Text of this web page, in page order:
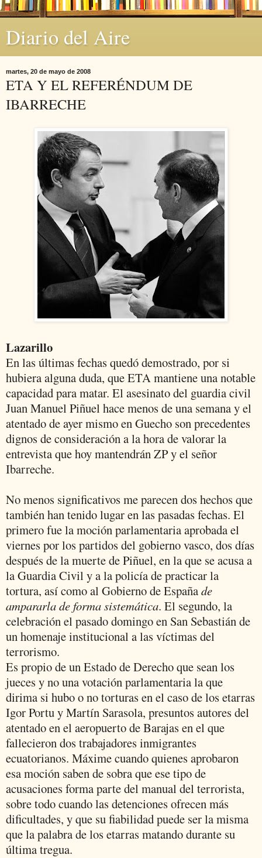
Diario del Aire
martes, 20 de mayo de 2008
ETA Y EL REFERÉNDUM DE
IBARRECHE
Lazarillo
En las últimas fechas quedó demostrado, por si
hubiera alguna duda, que ETA mantiene una notable
capacidad para matar. El asesinato del guardia civil
Juan Manuel Piñuel hace menos de una semana y el
atentado de ayer mismo en Guecho son precedentes
dignos de consideración a la hora de valorar la
entrevista que hoy mantendrán ZP y el señor
Ibarreche.
No menos significativos me parecen dos hechos que
también han tenido lugar en las pasadas fechas. El
primero fue la moción parlamentaria aprobada el
viernes por los partidos del gobierno vasco, dos días
después de la muerte de Piñuel, en la que se acusa a
la Guardia Civil y a la policía de practicar la
tortura, así como al Gobierno de Españade
ampararla de forma sistemática. El segundo, la
celebración el pasado domingo en San Sebastián de
un homenaje institucional a las víctimas del
terrorismo.
Es propio de un Estado de Derecho que sean los
jueces y no una votación parlamentaria la que
dirima si hubo o no torturas en el caso de los etarras
Igor Portu y Martín Sarasola, presuntos autores del
atentado en el aeropuerto de Barajas en el que
fallecieron dos trabajadores inmigrantes
ecuatorianos. Máxime cuando quienes aprobaron
esa moción saben de sobra que ese tipo de
acusaciones forma parte del manual del terrorista,
sobre todo cuando las detenciones ofrecen más
dificultades, y que su fiabilidad puede ser la misma
que la palabra de los etarras matando durante su
última tregua.